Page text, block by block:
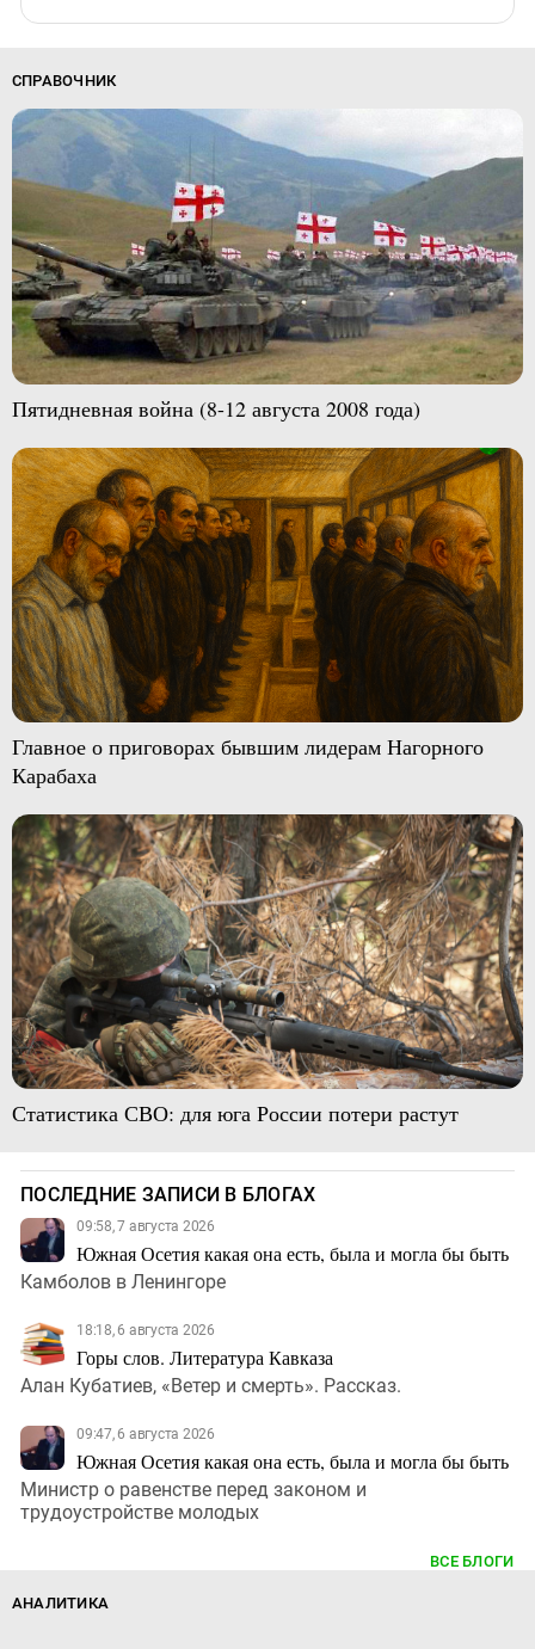
СПРАВОЧНИК
Пятидневная война (8-12 августа 2008 года)
Главное о приговорах бывшим лидерам Нагорного
Карабаха
Статистика СВО: для юга России потери растут
ПОСЛЕДНИЕ ЗАПИСИ В БЛОГАХ
09:58, 7 августа 2026
Южная Осетия какая она есть, была и могла бы быть
Камболов в Ленингоре
18:18, 6 августа 2026
Горы слов. Литература Кавказа
Алан Кубатиев, «Ветер и смерть». Рассказ.
09:47, 6 августа 2026
Южная Осетия какая она есть, была и могла бы быть
Министр о равенстве перед законом и
трудоустройстве молодых
ВСЕ БЛОГИ
АНАЛИТИКА